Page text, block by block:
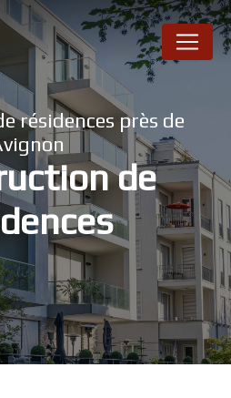
résidences près de
de